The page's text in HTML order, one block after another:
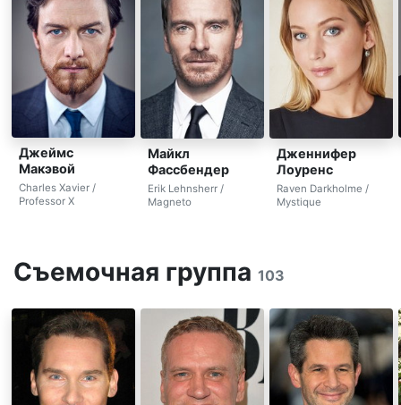
Джеймс
Макэвой
Charles Xavier /
Professor X
Майкл
Фассбендер
Erik Lehnsherr /
Magneto
Дженнифер
Лоуренс
Raven Darkholme /
Mystique
Съемочная группа 103